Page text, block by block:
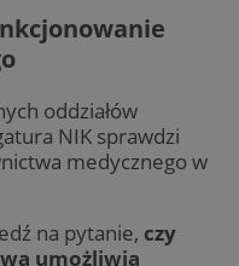
oddziałów
NIK sprawdzi
medycznego w
na pytanie, czy
umożliwia